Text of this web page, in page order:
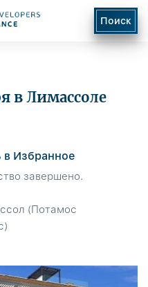
Поиск
в Лимассоле
завершено.
(Потамос
в Избранное